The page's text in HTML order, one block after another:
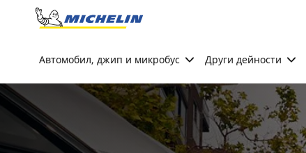
Go to page content
Автомобил, джип и микробус Други дейности